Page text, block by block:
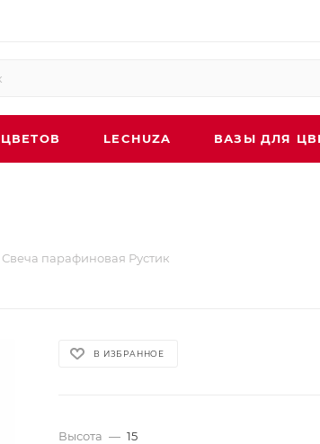
LECHUZA ВАЗЫ ДЛЯ
Свеча парафиновая Рустик
В ИЗБРАННОЕ
Высота — 15